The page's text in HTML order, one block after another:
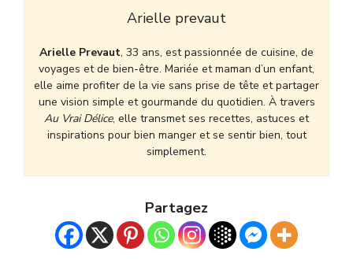
Arielle prevaut
Arielle Prevaut, 33 ans, est passionnée de cuisine, de
voyages et de bien-être. Mariée et maman d’un enfant,
elle aime profiter de la vie sans prise de tête et partager
une vision simple et gourmande du quotidien. À travers
Au Vrai Délice, elle transmet ses recettes, astuces et
inspirations pour bien manger et se sentir bien, tout
simplement.
Partagez